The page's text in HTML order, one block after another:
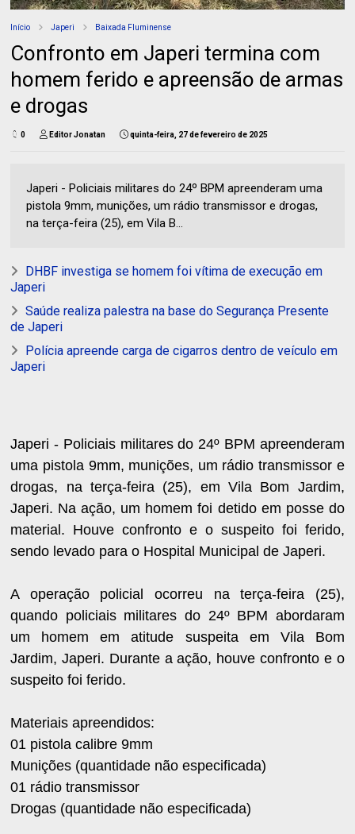
Início Japeri Baixada Fluminense
Confronto em Japeri termina com
homem ferido e apreensão de armas
e drogas
0 Editor Jonatan quinta-feira, 27 de fevereiro de 2025
Japeri - Policiais militares do 24º BPM apreenderam uma
pistola 9mm, munições, um rádio transmissor e drogas,
na terça-feira (25), em Vila B...
DHBF investiga se homem foi vítima de execução em
Japeri
Saúde realiza palestra na base do Segurança Presente
de Japeri
Polícia apreende carga de cigarros dentro de veículo em
Japeri
Japeri - Policiais militares do 24º BPM apreenderam
uma pistola 9mm, munições, um rádio transmissor e
drogas, na terça-feira (25), em Vila Bom Jardim,
Japeri. Na ação, um homem foi detido em posse do
material. Houve confronto e o suspeito foi ferido,
sendo levado para o Hospital Municipal de Japeri.
A operação policial ocorreu na terça-feira (25),
quando policiais militares do 24º BPM abordaram
um homem em atitude suspeita em Vila Bom
Jardim, Japeri. Durante a ação, houve confronto e o
suspeito foi ferido.
Materiais apreendidos:
01 pistola calibre 9mm
Munições (quantidade não especificada)
01 rádio transmissor
Drogas (quantidade não especificada)